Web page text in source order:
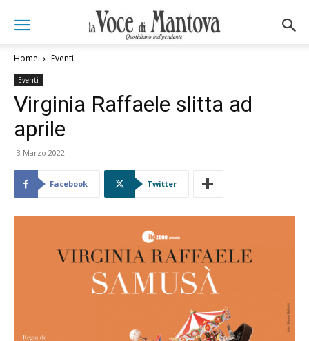
Home Eventi
Eventi
Virginia Raffaele slitta ad
aprile
3 Marzo 2022
Facebook Twitter